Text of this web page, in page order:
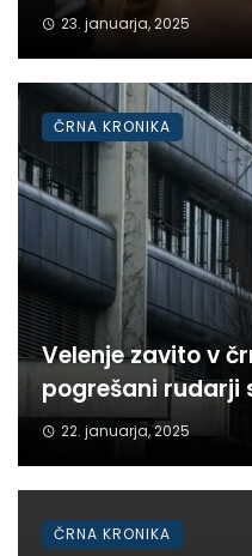
23. januarja, 2025
Velenje zavito v
pogrešani rudarji
22. januarja, 2025
ČRNA KRONIKA
ČRNA KRONIKA